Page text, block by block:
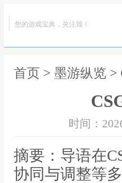
您的游戏宝典，关注我！
首页 > 墨游纵览 >
时间：
摘要：导语在
协同与调整等